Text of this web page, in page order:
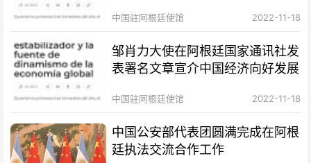
中国驻阿根廷使馆 2022-11-18
邹肖力大使在阿根廷国家通讯社发
表署名文章宣介中国经济向好发展
中国驻阿根廷使馆 2022-11-18
中国公安部代表团圆满完成在阿根
廷执法交流合作工作